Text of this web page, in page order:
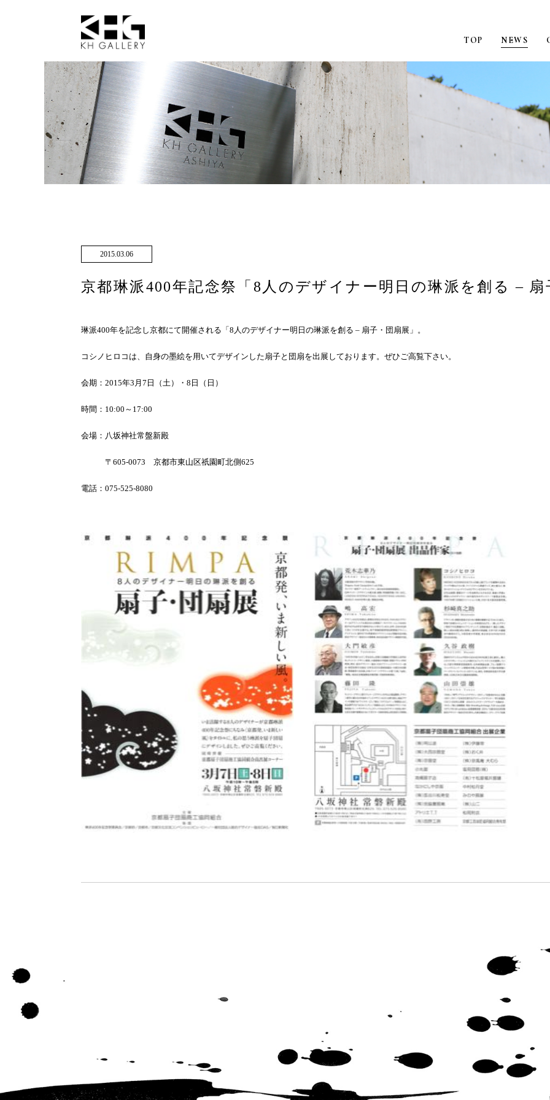
TOP NEWS
2015.03.06
京都琳派400年記念祭「8人のデザイナー明日の琳派を創る – 扇
琳派400年を記念し京都にて開催される「8人のデザイナー明日の琳派を創る – 扇子・団扇展」。
コシノヒロコは、自身の墨絵を用いてデザインした扇子と団扇を出展しております。ぜひご高覧下さい。
会期：2015年3月7日（土）・8日（日）
時間：10:00～17:00
会場：八坂神社常盤新殿
〒605-0073 京都市東山区祇園町北側625
電話：075-525-8080